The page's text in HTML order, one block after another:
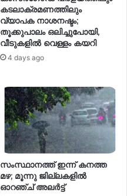
കടലാക്രമണത്തിലും
വ്യാപക നാശനഷ്ടം;
തൂക്കുപാലം ഒലിച്ചുപോയി,
വീടുകളിൽ വെള്ളം കയറി
4 days ago
സംസ്ഥാനത്ത് ഇന്ന് കനത്ത
മഴ; മൂന്നു ജില്ലകളിൽ
ഓറഞ്ച് അലർട്ട്